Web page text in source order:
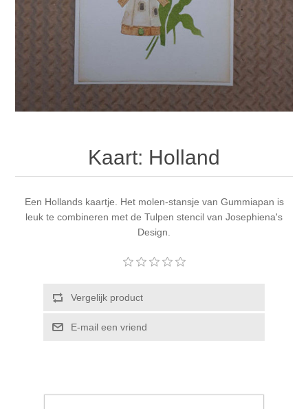
Stompkaarsen
Magic
Personen
Steampunk
Alcohol ink
Embossing
Foto's
Inkleuren
Lavinia Stamps
CraftEmotions
Ranger
Inspiratie
Art Journal 2025
Kaarten 2025
Art Journal 2024
Kaarten 2023
Kaarten 2021
Kaart: Holland
Een Hollands kaartje. Het molen-stansje van Gummiapan is
leuk te combineren met de Tulpen stencil van Josephiena's
Design.
Vergelijk product
E-mail een vriend